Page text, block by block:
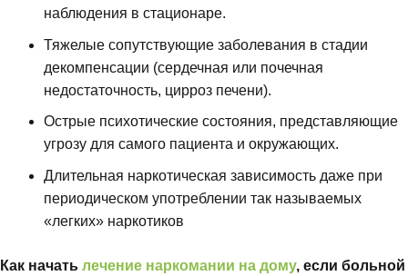
наблюдения в стационаре.
Тяжелые сопутствующие заболевания в стадии
декомпенсации (сердечная или почечная
недостаточность, цирроз печени).
Острые психотические состояния, представляющие
угрозу для самого пациента и окружающих.
Длительная наркотическая зависимость даже при
периодическом употреблении так называемых
«легких» наркотиков
Как начать лечение наркомании на дому, если больной